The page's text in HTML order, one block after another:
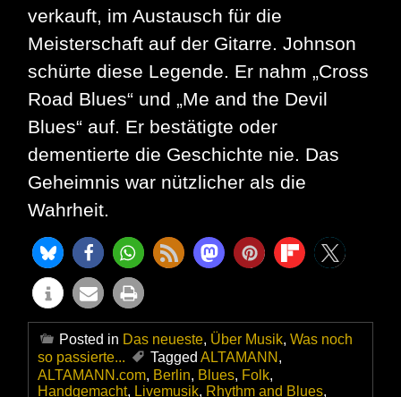
verkauft, im Austausch für die
Meisterschaft auf der Gitarre. Johnson
schürte diese Legende. Er nahm „Cross
Road Blues“ und „Me and the Devil
Blues“ auf. Er bestätigte oder
dementierte die Geschichte nie. Das
Geheimnis war nützlicher als die
Wahrheit.
Posted in Das neueste, Über Musik, Was noch
so passierte...
Tagged ALTAMANN ,
ALTAMANN.com, Berlin, Blues, Folk,
Handgemacht, Livemusik, Rhythm and Blues,